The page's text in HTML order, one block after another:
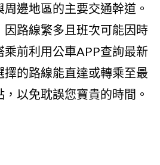
邊地區的主要交通幹道。
因路線繁多且班次可能因時
乘前利用公車APP查詢最新
擇的路線能直達或轉乘至最
以免耽誤您寶貴的時間。